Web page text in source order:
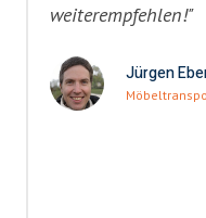
weiterempfehlen!"
Jürgen